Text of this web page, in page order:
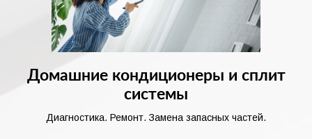
Домашние кондиционеры и сплит
системы
Диагностика. Ремонт. Замена запасных частей.